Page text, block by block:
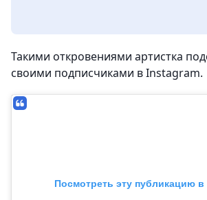
Такими откровениями артистка
своими подписчиками в Instagram.
Посмотреть эту публикацию в